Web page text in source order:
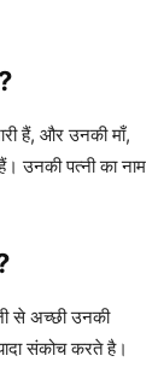
हैं, और उनकी माँ,
उनकी पत्नी का नाम
से अच्छी उनकी
संकोच करते है।